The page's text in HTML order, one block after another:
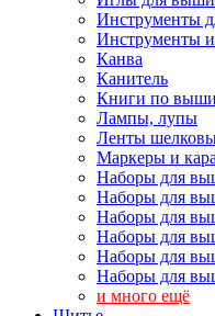
Инструменты
Инструменты
Канва
Канитель
Книги по
Лампы, лупы
Ленты
Маркеры и
Наборы для
Наборы для
Наборы для
Наборы для
Наборы для
Наборы для
и много ещё